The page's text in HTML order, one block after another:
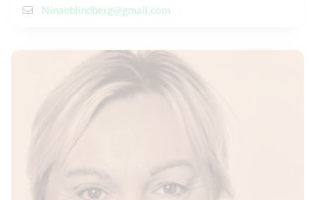
Ninaeblindberg@gmail.com